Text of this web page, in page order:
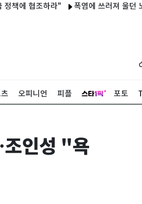
하라" 폭염에 쓰러져 울던 노숙인…
오피니언 피플 포토
인성 "욕